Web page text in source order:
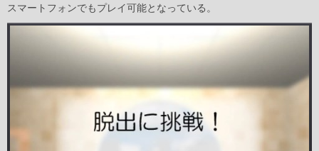
スマートフォンでもプレイ可能となっている。